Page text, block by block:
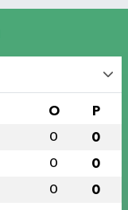
O P
0 0
0 0
0 0